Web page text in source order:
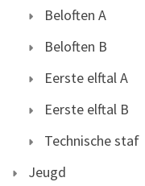
Beloften A
Beloften B
Eerste elftal A
Eerste elftal B
Technische staf
Jeugd